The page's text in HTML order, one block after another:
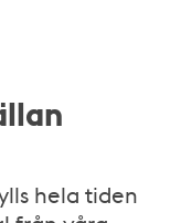
hela tiden